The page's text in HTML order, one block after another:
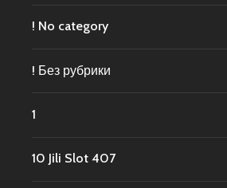
! No category
! Без рубрики
1
10 Jili Slot 407